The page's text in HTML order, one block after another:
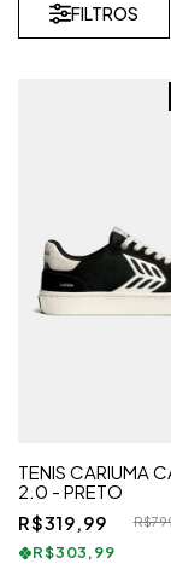
FILTROS
TENIS CARIUMA
2.0 - PRETO
R$319,99
R$303,99